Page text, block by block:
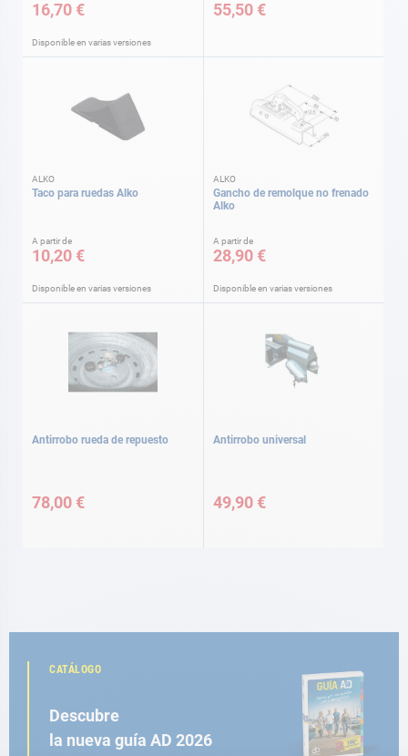
16,70 €
Disponible en varias versiones
55,50 €
ALKO
Taco para ruedas Alko
A partir de
10,20 €
Disponible en varias versiones
ALKO
Gancho de remolque no frenado
Alko
A partir de
28,90 €
Disponible en varias versiones
Antirrobo rueda de repuesto
78,00 €
Antirrobo universal
49,90 €
CATÁLOGO
Descubre
la nueva guía AD 2026